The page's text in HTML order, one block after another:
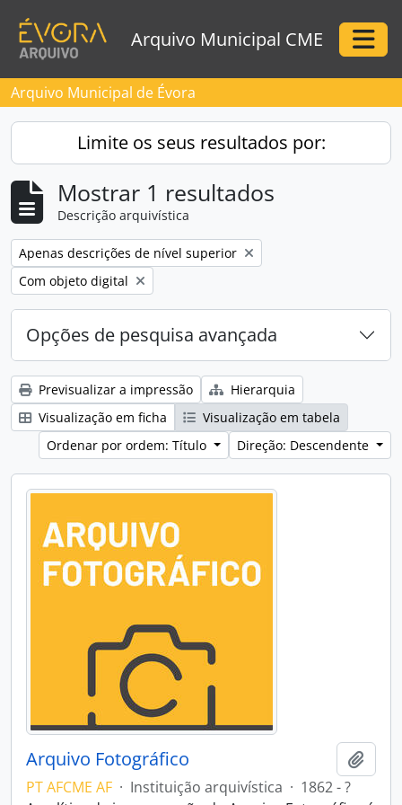
Arquivo Municipal CME
Arquivo Municipal de Évora
Limite os seus resultados por:
Mostrar 1 resultados
Descrição arquivística
Remove filter:
Apenas descrições de nível superior
Remove filter:
Com objeto digital
Opções de pesquisa avançada
Previsualizar a impressão
Hierarquia
Visualização em ficha
Visualização em tabela
Ordenar por ordem: Título
Direção: Descendente
Arquivo Fotográfico
PT AFCME AF · Instituição arquivística · 1862 - ?